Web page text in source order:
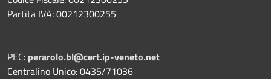
Partita IVA: 00212300255
PEC: perarolo.bl@cert.ip-veneto.net
Centralino Unico: 0435/71036